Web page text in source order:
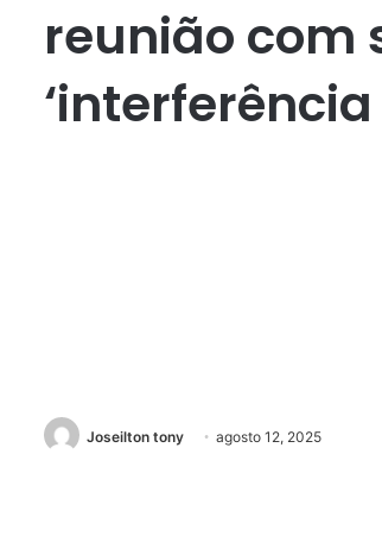
reunião com
Joseilton tony agosto 12, 2025